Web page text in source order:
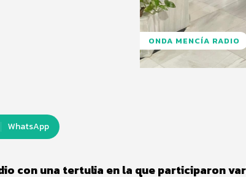
ONDA MENCÍA RADIO
WhatsApp
con una tertulia en la que participaron